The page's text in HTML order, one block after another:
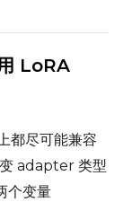
LoRA
都尽可能兼容
adapter 类型
个变量